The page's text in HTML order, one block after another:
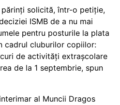
solicită, într-o petiție,
ISMB de a nu mai
pentru posturile la plata
cadrul cluburilor copiilor:
de activități extrașcolare
de la 1 septembrie, spun
al Muncii Dragos